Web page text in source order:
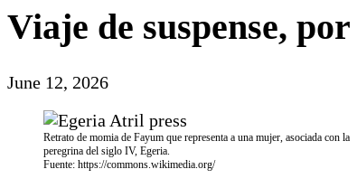
Viaje de suspense,
June 12, 2026
Retrato de momia de Fayum que representa a una mujer, asociada con la
peregrina del siglo IV, Egeria.
Fuente: https://commons.wikimedia.org/